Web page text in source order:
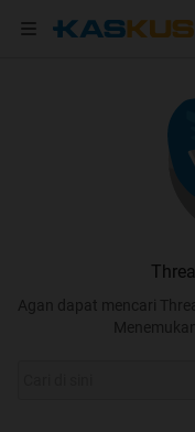
Agan dapat mencari